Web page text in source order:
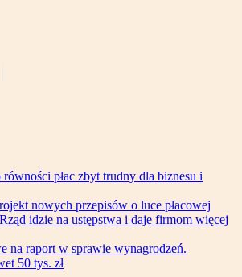
płac zbyt trudny dla biznesu i
nowych przepisów o luce płacowej
idzie na ustępstwa i daje firmom więcej
na raport w sprawie wynagrodzeń.
50 tys. zł